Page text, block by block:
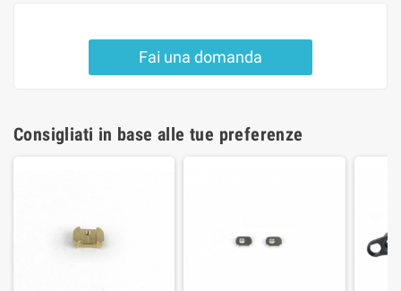
Fai una domanda
Consigliati in base alle tue preferenze